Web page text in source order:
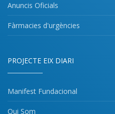
Anuncis Oficials
Fàrmacies d'urgències
PROJECTE EIX DIARI
Manifest Fundacional
Qui Som